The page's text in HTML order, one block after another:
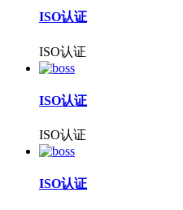
ISO认证
ISO认证
ISO认证
ISO认证
ISO认证